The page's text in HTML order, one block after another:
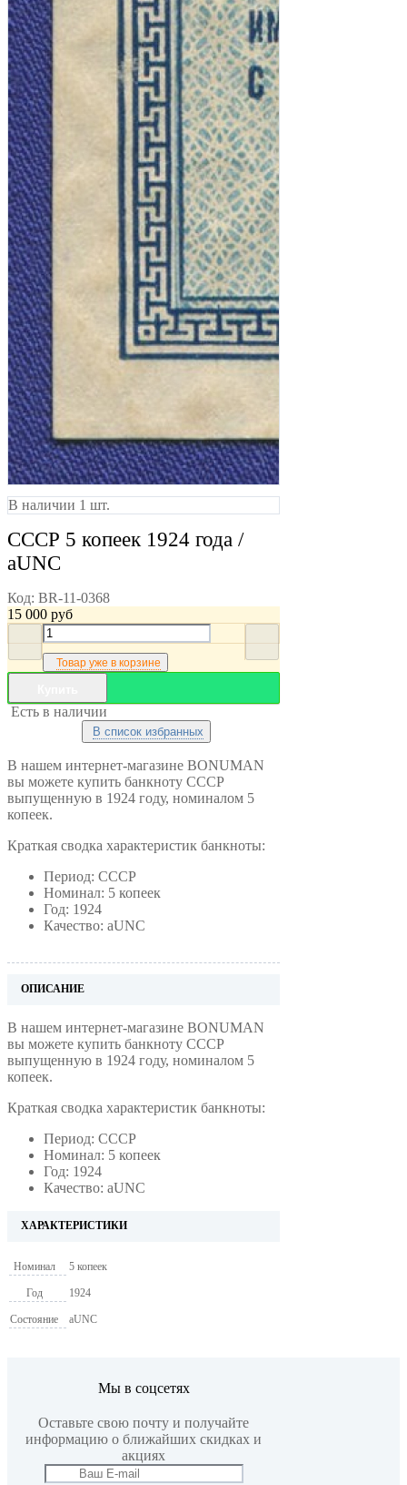
В наличии 1 шт.
СССР 5 копеек 1924 года /
aUNC
Код: BR-11-0368
15 000 руб
Товар уже в корзине
Есть в наличии
В список избранных
В нашем интернет-магазине BONUMAN
вы можете купить банкноту СССР
выпущенную в 1924 году, номиналом 5
копеек.
Краткая сводка характеристик банкноты:
Период: СССР
Номинал: 5 копеек
Год: 1924
Качество: aUNC
ОПИСАНИЕ
В нашем интернет-магазине BONUMAN
вы можете купить банкноту СССР
выпущенную в 1924 году, номиналом 5
копеек.
Краткая сводка характеристик банкноты:
Период: СССР
Номинал: 5 копеек
Год: 1924
Качество: aUNC
ХАРАКТЕРИСТИКИ
Номинал 5 копеек
Год 1924
Состояние aUNC
Мы в соцсетях
Оставьте свою почту и получайте
информацию о ближайших скидках и
акциях